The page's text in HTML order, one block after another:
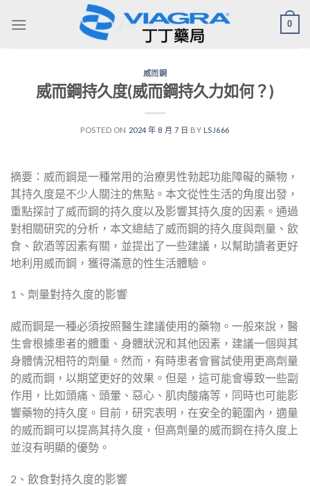
0
威而鋼
威而鋼持久度(威而鋼持久力如何？)
POSTED ON 2024 年 8 月 7 日 BY LSJ666
摘要：威而鋼是一種常用的治療男性勃起功能障礙的藥物，
其持久度是不少人關注的焦點。本文從性生活的角度出發，
重點探討了威而鋼的持久度以及影響其持久度的因素。通過
對相關研究的分析，本文總結了威而鋼的持久度與劑量、飲
食、飲酒等因素有關，並提出了一些建議，以幫助讀者更好
地利用威而鋼，獲得滿意的性生活體驗。
1、劑量對持久度的影響
威而鋼是一種必須按照醫生建議使用的藥物。一般來說，醫
生會根據患者的體重、身體狀況和其他因素，建議一個與其
身體情況相符的劑量。然而，有時患者會嘗試使用更高劑量
的威而鋼，以期望更好的效果。但是，這可能會導致一些副
作用，比如頭痛、頭暈、惡心、肌肉酸痛等，同時也可能影
響藥物的持久度。目前，研究表明，在安全的範圍內，適量
的威而鋼可以提高其持久度，但高劑量的威而鋼在持久度上
並沒有明顯的優勢。
2、飲食對持久度的影響